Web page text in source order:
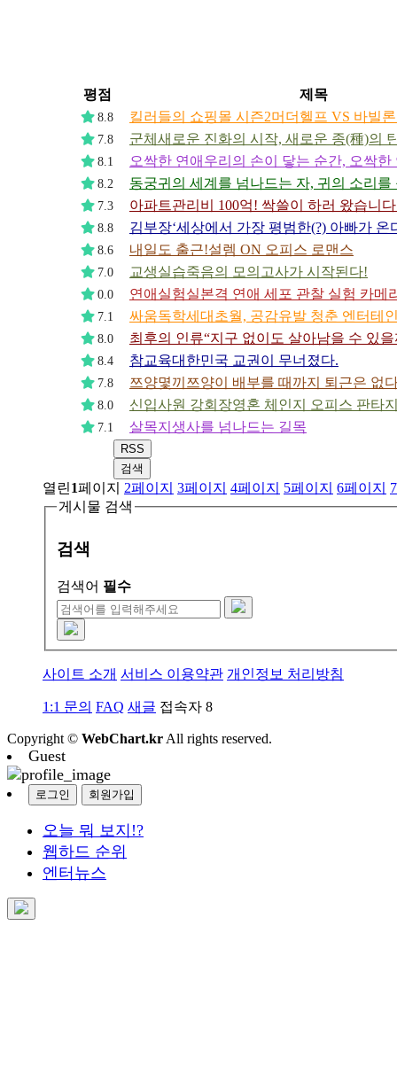
평점 제목
8.8 킬러들의 쇼핑몰 시즌2머더헬프 VS 바빌
7.8 군체 새로운 진화의 시작, 새로운 종(種)의
8.1 오싹한 연애 우리의 손이 닿는 순간, 오싹한
8.2 동궁귀의 세계를 넘나드는 자, 귀의 소리를
7.3 아파트관리비 100억! 싹쓸이 하러 왔습니
8.8 김부장‘세상에서 가장 평범한(?) 아빠가 온
8.6 내일도 출근!설렘 ON 오피스 로맨스
7.0 교생실습죽음의 모의고사가 시작된다!
0.0 연애실험실본격 연애 세포 관찰 실험 카메
7.1 싸움독학세대초월, 공감유발 청춘 엔터테
8.0 최후의 인류“지구 없이도 살아남을 수 있을
8.4 참교육대한민국 교권이 무너졌다.
7.8 쯔양몇끼 쯔양이 배부를 때까지 퇴근은 없
8.0 신입사원 강회장영혼 체인지 오피스 판타
7.1 살목지 생사를 넘나드는 길목
RSS
검색
열린1페이지 2페이지 3페이지 4페이지 5페이지 6페이지 7
검색
게시물 검색
검색어 필수
사이트 소개 서비스 이용약관 개인정보 처리방침
1:1 문의 FAQ 새글 접속자 8
Copyright © WebChart.kr All rights reserved.
Guest
로그인 회원가입
오늘 뭐 보지!?
웹하드 순위
엔터뉴스